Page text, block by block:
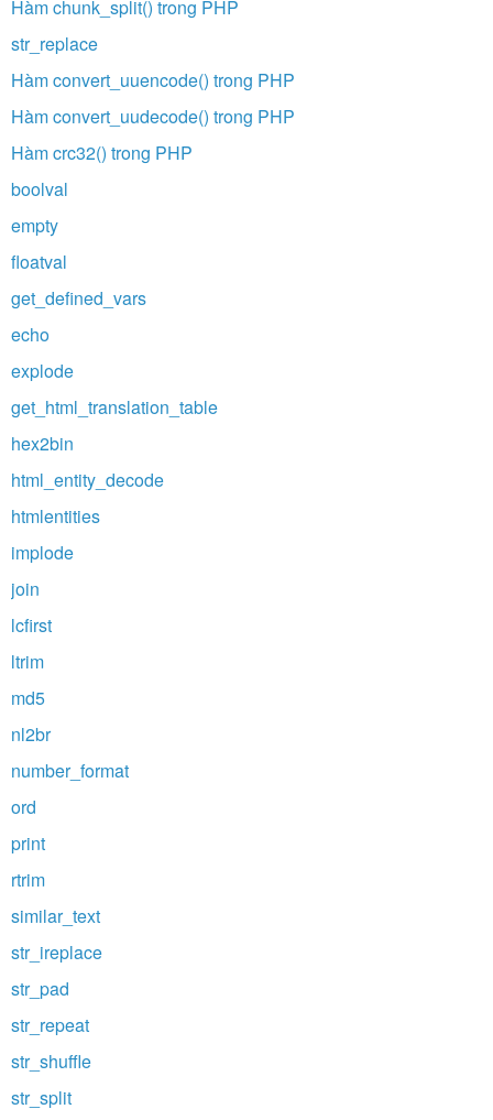
Hàm chunk_split() trong PHP
str_replace
Hàm convert_uuencode() trong PHP
Hàm convert_uudecode() trong PHP
Hàm crc32() trong PHP
boolval
empty
floatval
get_defined_vars
echo
explode
get_html_translation_table
hex2bin
html_entity_decode
htmlentities
implode
join
lcfirst
ltrim
md5
nl2br
number_format
ord
print
rtrim
similar_text
str_ireplace
str_pad
str_repeat
str_shuffle
str_split